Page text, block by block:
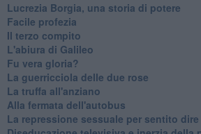
​Lucrezia Borgia, una storia di potere
Facile profezia
Il terzo compito
L'abiura di Galileo
Fu vera gloria?
La guerricciola delle due rose
La truffa all'anziano
Alla fermata dell'autobus
La repressione sessuale per sentito dire